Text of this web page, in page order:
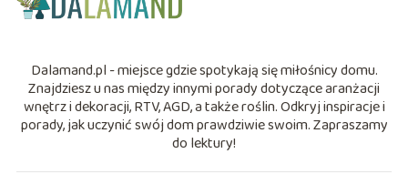
Dalamand.pl - miejsce gdzie spotykają się miłośnicy domu.
Znajdziesz u nas między innymi porady dotyczące aranżacji
wnętrz i dekoracji, RTV, AGD, a także roślin. Odkryj inspiracje i
porady, jak uczynić swój dom prawdziwie swoim. Zapraszamy
do lektury!